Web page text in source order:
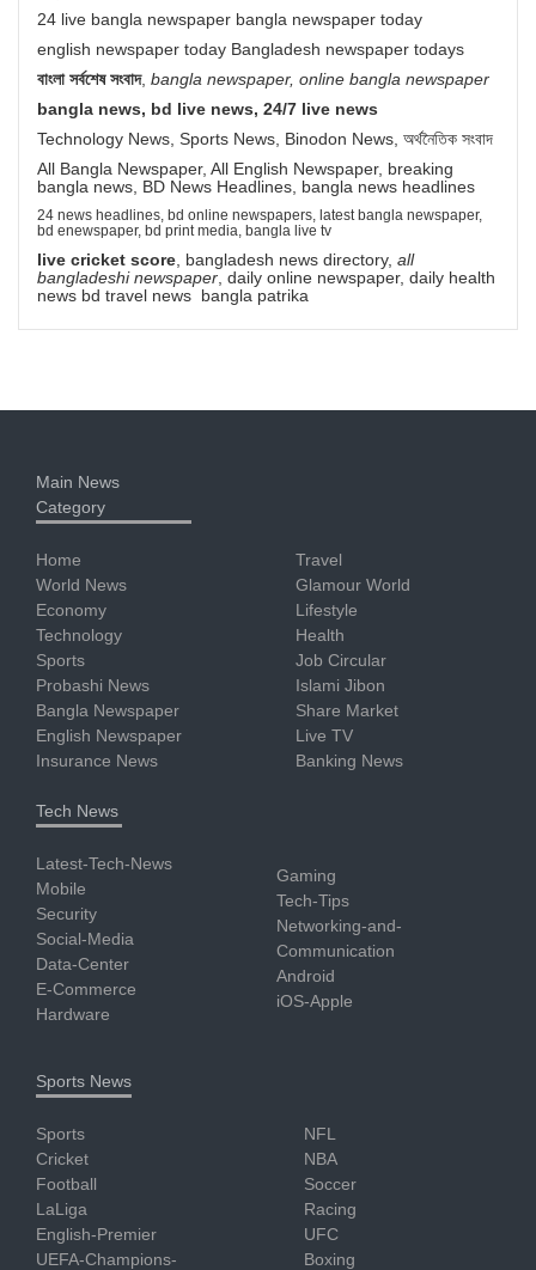
24 live bangla newspaper bangla newspaper today
english newspaper today Bangladesh newspaper todays
বাংলা সর্বশেষ সংবাদ, bangla newspaper, online bangla newspaper
bangla news, bd live news, 24/7 live news
Technology News, Sports News, Binodon News, অর্থনৈতিক সংবাদ
All Bangla Newspaper, All English Newspaper, breaking
bangla news, BD News Headlines, bangla news headlines
24 news headlines, bd online newspapers, latest bangla newspaper,
bd enewspaper, bd print media, bangla live tv
live cricket score , bangladesh news directory, all
bangladeshi newspaper , daily online newspaper, daily health
news bd travel news bangla patrika
Main News
Category
Home
World News
Economy
Technology
Sports
Probashi News
Bangla Newspaper
English Newspaper
Insurance News
Travel
Glamour World
Lifestyle
Health
Job Circular
Islami Jibon
Share Market
Live TV
Banking News
Tech News
Latest-Tech-News
Mobile
Security
Social-Media
Data-Center
E-Commerce
Hardware
Gaming
Tech-Tips
Networking-and-
Communication
Android
iOS-Apple
Sports News
Sports
Cricket
Football
LaLiga
English-Premier
UEFA-Champions-
NFL
NBA
Soccer
Racing
UFC
Boxing